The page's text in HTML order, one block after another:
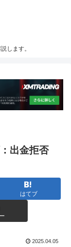
します。
出金拒否
はてブ
2025.04.05